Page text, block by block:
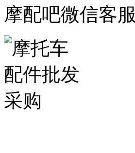
摩配吧微信客服